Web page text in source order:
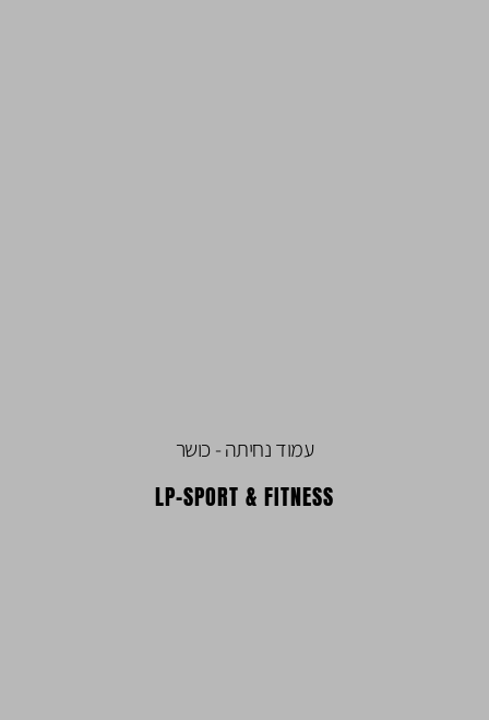
עמוד נחיתה - כושר
LP-SPORT & FITNESS